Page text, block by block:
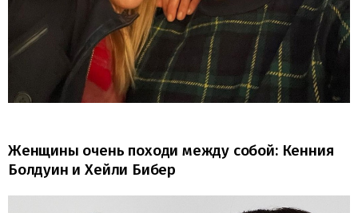
Женщины очень походи между собой: Кенния
Болдуин и Хейли Бибер